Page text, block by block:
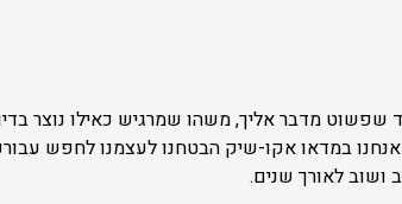
שפשוט מדבר אליך, משהו שמרגיש כאילו נוצר
במדאו אקו-שיק הבטחנו לעצמנו לחפש
ושוב לאורך שנים.